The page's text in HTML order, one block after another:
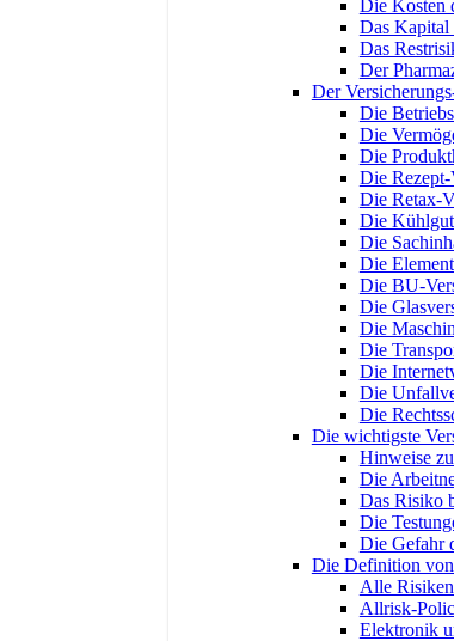
Die Kosten
Das Kapital
Das
Der
Der
Die
Die
Die
Die
Die Retax-
Die
Die
Die
Die BU-
Die
Die
Die
Die
Die
Die
Die wichtigste
Hinweise
Die
Das Risiko
Die
Die Gefahr
Die Definition
Alle
Allrisk-
Elektronik